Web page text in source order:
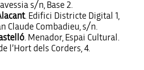
s/n, Base 2.
. Edifici Districte Digital 1,
Claude Combadieu, s/n.
. Menador, Espai Cultural.
l’Hort dels Corders, 4.